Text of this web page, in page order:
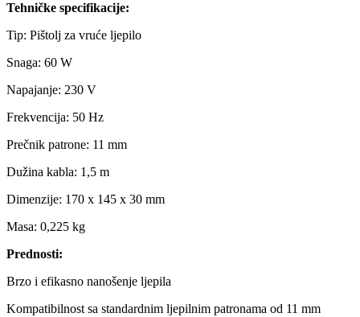
Tehničke specifikacije:
Tip: Pištolj za vruće ljepilo
Snaga: 60 W
Napajanje: 230 V
Frekvencija: 50 Hz
Prečnik patrone: 11 mm
Dužina kabla: 1,5 m
Dimenzije: 170 x 145 x 30 mm
Masa: 0,225 kg
Prednosti:
Brzo i efikasno nanošenje ljepila
Kompatibilnost sa standardnim ljepilnim patronama od 11 mm